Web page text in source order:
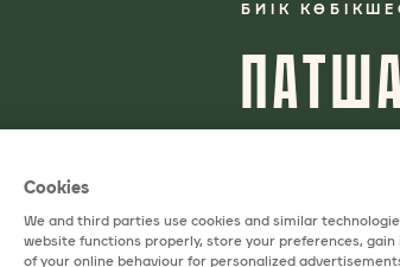
БИІК
Cookies
We and third parties use cookies and similar
website functions properly, store your preferences,
of your online behaviour for personalized